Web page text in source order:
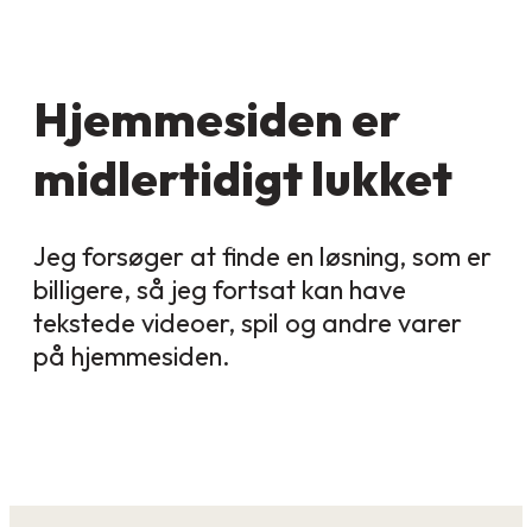
Hjemmesiden er
midlertidigt lukket
Jeg forsøger at finde en løsning, som er
billigere, så jeg fortsat kan have
tekstede videoer, spil og andre varer
på hjemmesiden.